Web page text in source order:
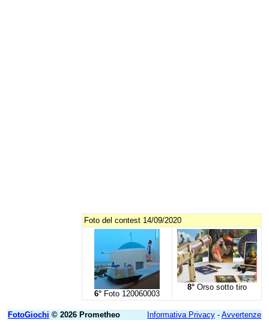
Foto del contest 14/09/2020
6° Foto 120060003
8°Orso sotto tiro
FotoGiochi © 2026 Prometheo Informativa Privacy - Avvertenze